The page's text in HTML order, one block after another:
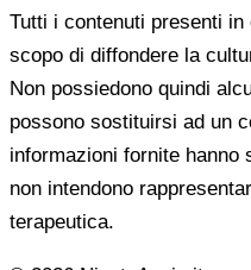
Tutti i contenuti presenti
scopo di diffondere la
Non possiedono quindi
possono sostituirsi ad un
informazioni fornite hanno
non intendono
terapeutica.